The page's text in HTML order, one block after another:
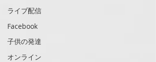
ライブ配信
Facebook
子供の発達
オンライン